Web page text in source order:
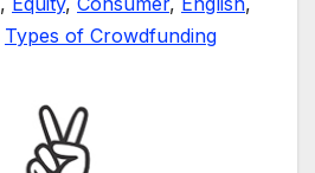
Types of Crowdfunding